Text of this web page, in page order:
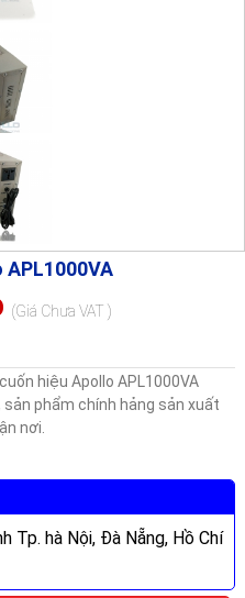
(Giá Chưa VAT )
hiệu Apollo APL1000VA
phẩm chính hảng sản xuất
nơi.
Tp. hà Nội, Đà Nẵng, Hồ Chí